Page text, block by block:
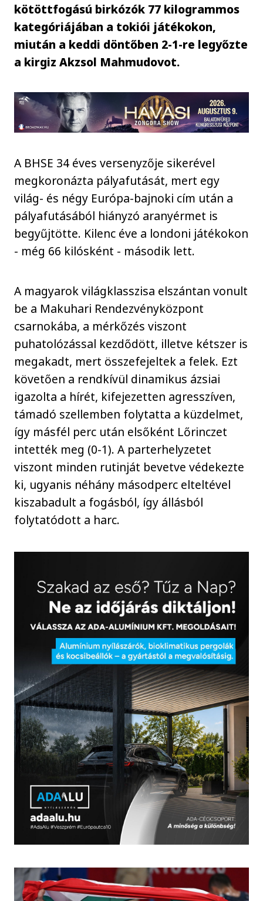
kötöttfogású birkózók 77 kilogrammos
kategóriájában a tokiói játékokon,
miután a keddi döntőben 2-1-re legyőzte
a kirgiz Akzsol Mahmudovot.
A BHSE 34 éves versenyzője sikerével
megkoronázta pályafutását, mert egy
világ- és négy Európa-bajnoki cím után a
pályafutásából hiányzó aranyérmet is
begyűjtötte. Kilenc éve a londoni játékokon
- még 66 kilósként - második lett.
A magyarok világklasszisa elszántan vonult
be a Makuhari Rendezvényközpont
csarnokába, a mérkőzés viszont
puhatolózással kezdődött, illetve kétszer is
megakadt, mert összefejeltek a felek. Ezt
követően a rendkívül dinamikus ázsiai
igazolta a hírét, kifejezetten agresszíven,
támadó szellemben folytatta a küzdelmet,
így másfél perc után elsőként Lőrinczet
intették meg (0-1). A parterhelyzetet
viszont minden rutinját bevetve védekezte
ki, ugyanis néhány másodperc elteltével
kiszabadult a fogásból, így állásból
folytatódott a harc.